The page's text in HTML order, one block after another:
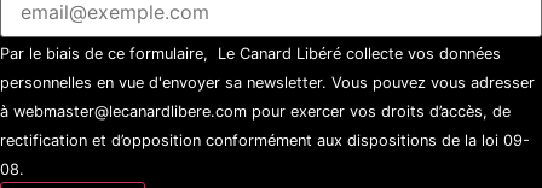
Par le biais de ce formulaire, Le Canard Libéré collecte vos données
personnelles en vue d'envoyer sa newsletter. Vous pouvez vous adresser
à webmaster@lecanardlibere.com pour exercer vos droits d’accès, de
rectification et d’opposition conformément aux dispositions de la loi 09-
08.